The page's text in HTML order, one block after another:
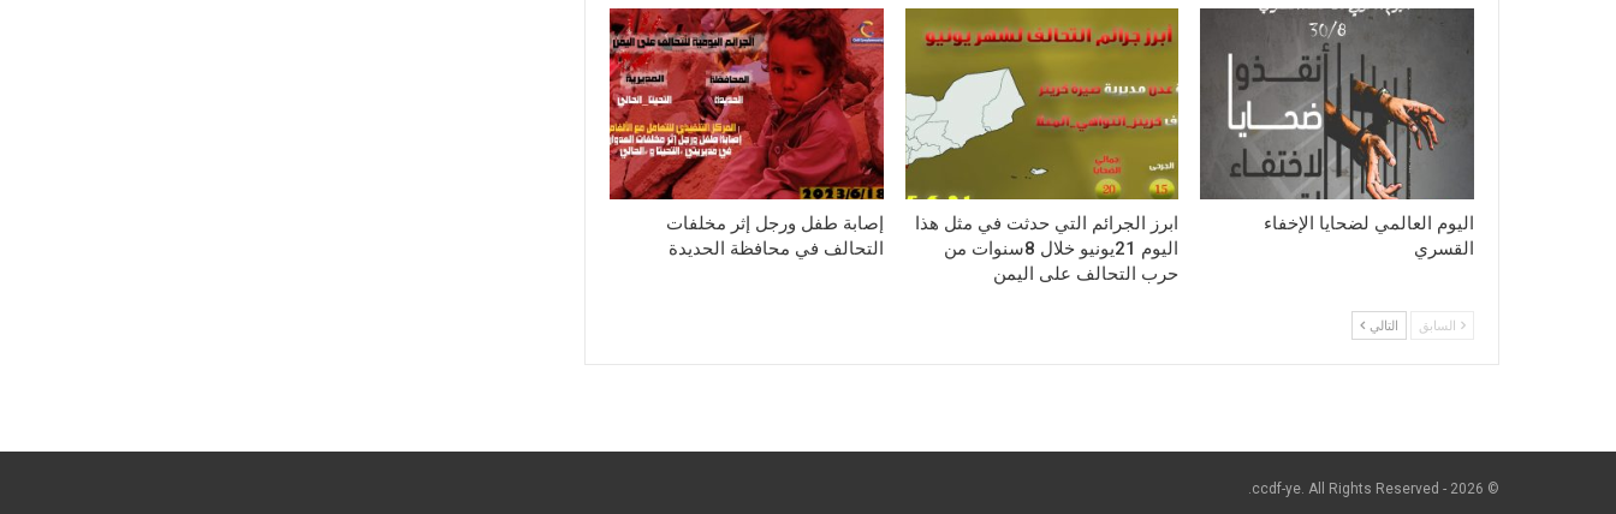
اليوم العالمي لضحايا الإخفاء
القسري
ابرز الجرائم التي حدثت في مثل هذا
اليوم 21يونيو خلال 8سنوات من
حرب التحالف على اليمن
إصابة طفل ورجل إثر مخلفات
التحالف في محافظة الحديدة
السابق التالي
© 2026 - ccdf-ye. All Rights Reserved.